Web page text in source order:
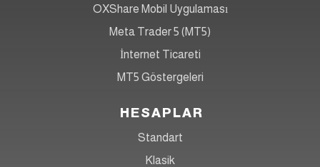
OXShare Mobil Uygulaması
Meta Trader 5 (MT5)
İnternet Ticareti
MT5 Göstergeleri
HESAPLAR
Standart
Klasik